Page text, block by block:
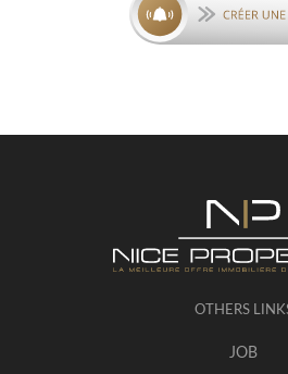
OTHERS
JOB